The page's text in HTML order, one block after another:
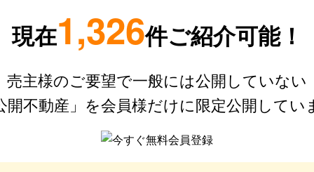
現在1,326件ご紹介可能！
売主様のご要望で一般には公開していない
開不動産」を会員様だけに限定公開してい